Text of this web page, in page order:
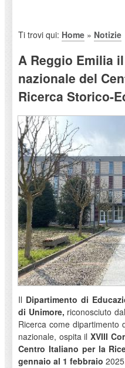
Ti trovi qui: Home» Notizie
A Reggio Emilia
nazionale del
Ricerca Storico-
Il Dipartimento di
di Unimore, riconosciuto
Ricerca come dipartimento
nazionale, ospita ilXVIII
Centro Italiano per la
gennaio al 1 febbraio